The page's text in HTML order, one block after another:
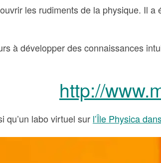
les rudiments de la physique. Il
à développer des connaissances
http://
qu’un labo virtuel sur l’Île Physica